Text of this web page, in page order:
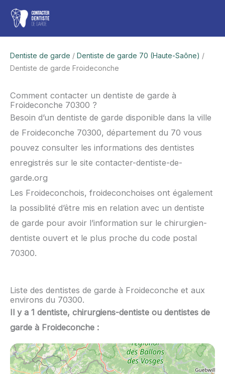
Aller
contenu
Dentiste de garde / Dentiste de garde 70 (Haute-Saône) /
Dentiste de garde Froideconche
Comment contacter un dentiste de garde à
Froideconche 70300 ?
Besoin d’un dentiste de garde disponible dans la ville
de Froideconche 70300, département du 70 vous
pouvez consulter les informations des dentistes
enregistrés sur le site contacter-dentiste-de-
garde.org
Les Froideconchois, froideconchoises ont également
la possiblité d’être mis en relation avec un dentiste
de garde pour avoir l’information sur le chirurgien-
dentiste ouvert et le plus proche du code postal
70300.
Liste des dentistes de garde à Froideconche et aux
environs du 70300.
Il y a 1 dentiste, chirurgiens-dentiste ou dentistes de
garde à Froideconche :